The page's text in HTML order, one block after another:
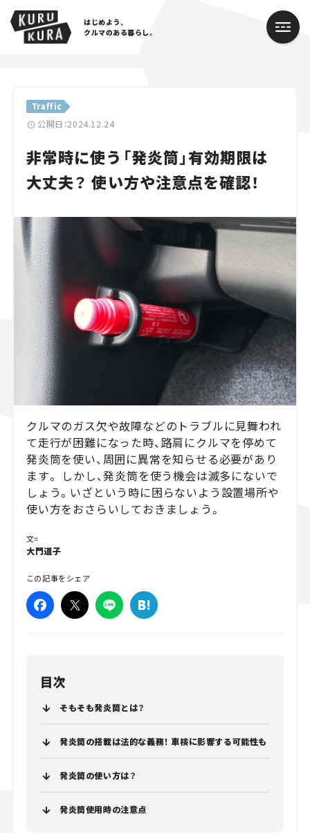
はじめよう、
クルマのある暮らし。
Traffic
公開日：2024.12.24
非常時に使う「発炎筒」有効期限は
大丈夫？ 使い方や注意点を確認！
クルマのガス欠や故障などのトラブルに見舞われ
て走行が困難になった時、路肩にクルマを停めて
発炎筒を使い、周囲に異常を知らせる必要があり
ます。 しかし、発炎筒を使う機会は滅多にないで
しょう。いざという時に困らないよう設置場所や
使い方をおさらいしておきましょう。
文=
大門道子
この記事をシェア
目次
そもそも発炎筒とは？
発炎筒の搭載は法的な義務！ 車検に影響する可能性も
発炎筒の使い方は？
発炎筒使用時の注意点
Cars
Lifestyle
Traffic
Special
Series
Campaign
人気のハッシュタグ
スズキ ジムニー｜Suzuki Jimny
スズキ｜Suzuki
マツダ｜Mazda
マツダ ロードスター｜Mazda Roadster